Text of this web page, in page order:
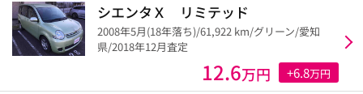
シエンタＸ リミテッド
2008年5月(18年落ち)/61,922 km/グリーン/愛知
県/2018年12月査定
12.6万円 +6.8万円